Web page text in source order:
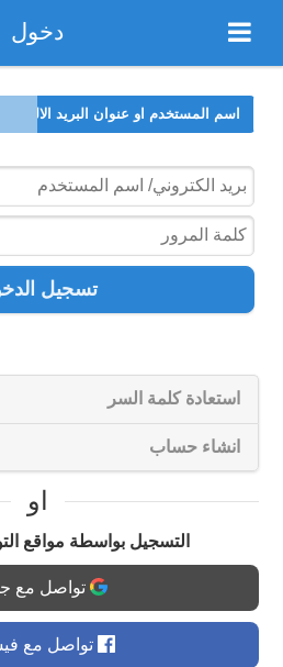
دخول
اسم المستخدم او عنوان البريد الالكتروني
تسجيل
استعادة كلمة السر
انشاء حساب
او
التسجيل بواسطة مواقع
تواصل مع
تواصل مع